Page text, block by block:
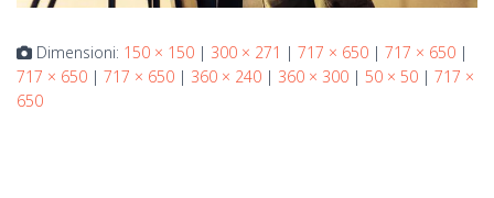
Dimensioni: 150 × 150 | 300 × 271 | 717 × 650 | 717 × 650 |
717 × 650 | 717 × 650 | 360 × 240 | 360 × 300 | 50 × 50 | 717 ×
650